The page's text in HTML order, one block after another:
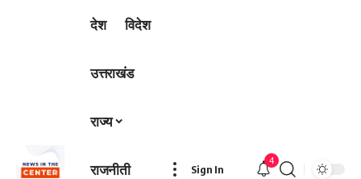
देश विदेश
उत्तराखंड
राज्य
राजनीती Sign In
4